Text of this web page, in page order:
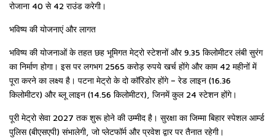
रोजाना 40 से 42 राउंड करेगी।
भविष्य की योजनाएं और लागत
भविष्य की योजनाओं के तहत छह भूमिगत मेट्रो स्टेशनों और 9.35 किलोमीटर लंबी सुरंग
का निर्माण होगा। इस पर लगभग 2565 करोड़ रुपये खर्च होंगे और काम 42 महीनों में
पूरा करने का लक्ष्य है। पटना मेट्रो के दो कॉरिडोर होंगे – रेड लाइन (16.36
किलोमीटर) और ब्लू लाइन (14.56 किलोमीटर), जिनमें कुल 24 स्टेशन होंगे।
पूरी मेट्रो सेवा 2027 तक शुरू होने की उम्मीद है। सुरक्षा का जिम्मा बिहार स्पेशल आर्म्ड
पुलिस (बीएसएपी) संभालेगी, जो प्लेटफॉर्म और प्रवेश द्वार पर तैनात रहेगी।